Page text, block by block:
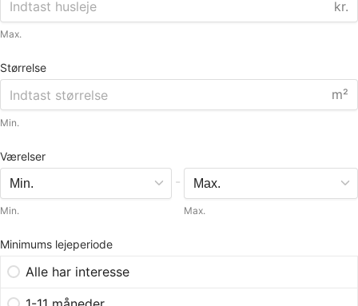
kr.
Max.
Størrelse
m²
Min.
Værelser
Min.
-
Max.
Minimums lejeperiode
Alle har interesse